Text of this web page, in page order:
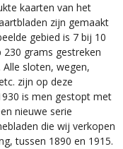
kaarten van het
zijn gemaakt
gebied is 7 bij 10
grams gestreken
sloten, wegen,
zijn op deze
is men gestopt met
nieuwe serie
die wij verkopen
tussen 1890 en 1915.